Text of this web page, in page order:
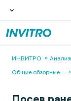
ИНВИТРО
Общие обзорные ...